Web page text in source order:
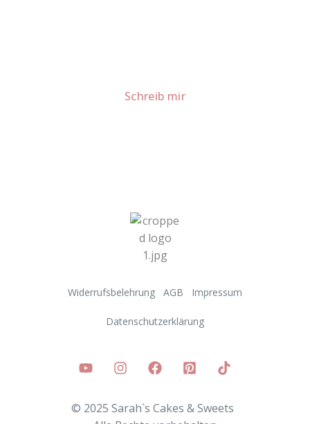
Schreib mir
Widerrufsbelehrung AGB Impressum
Datenschutzerklärung
© 2025 Sarah`s Cakes & Sweets